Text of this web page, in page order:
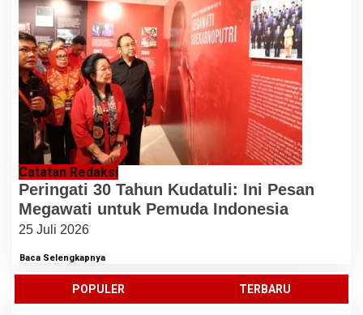
Catatan Redaksi
Peringati 30 Tahun Kudatuli: Ini Pesan
Megawati untuk Pemuda Indonesia
25 Juli 2026
Baca Selengkapnya
POPULER TERBARU